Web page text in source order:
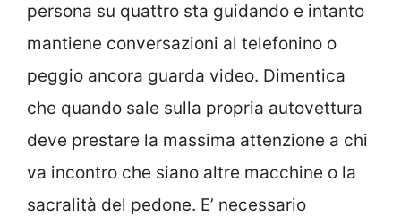
persona su quattro sta guidando e intanto
mantiene conversazioni al telefonino o
peggio ancora guarda video. Dimentica
che quando sale sulla propria autovettura
deve prestare la massima attenzione a chi
va incontro che siano altre macchine o la
sacralità del pedone. E’ necessario